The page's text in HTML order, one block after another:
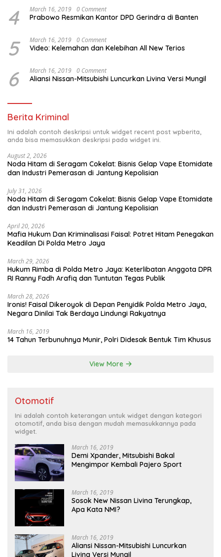
4 March 16, 2019 0 Comment
Prabowo Resmikan Kantor DPD Gerindra di Banten
5 March 16, 2019 0 Comment
Video: Kelemahan dan Kelebihan All New Terios
6 March 16, 2019 0 Comment
Aliansi Nissan-Mitsubishi Luncurkan Livina Versi Mungil
Berita Kriminal
Ini adalah contoh deskripsi untuk widget recent post wpberita,
anda bisa memasukkan deskripsi pada widget ini.
August 2, 2026
Noda Hitam di Seragam Cokelat: Bisnis Gelap Vape Etomidate
dan Industri Pemerasan di Jantung Kepolisian
July 31, 2026
Noda Hitam di Seragam Cokelat: Bisnis Gelap Vape Etomidate
dan Industri Pemerasan di Jantung Kepolisian
April 20, 2026
Mafia Hukum Dan Kriminalisasi Faisal: Potret Hitam Penegakan
Keadilan Di Polda Metro Jaya
March 29, 2026
Hukum Rimba di Polda Metro Jaya: Keterlibatan Anggota DPR
RI Ranny Fadh Arafiq dan Tuntutan Tegas Publik
March 28, 2026
Ironis! Faisal Dikeroyok di Depan Penyidik Polda Metro Jaya,
Negara Dinilai Tak Berdaya Lindungi Rakyatnya
March 16, 2019
14 Tahun Terbunuhnya Munir, Polri Didesak Bentuk Tim Khusus
View More
Otomotif
Ini adalah contoh keterangan untuk widget dengan kategori
otomotif, anda bisa dengan mudah memasukkannya pada
widget.
March 16, 2019
Demi Xpander, Mitsubishi Bakal
Mengimpor Kembali Pajero Sport
March 16, 2019
Sosok New Nissan Livina Terungkap,
Apa Kata NMI?
March 16, 2019
Aliansi Nissan-Mitsubishi Luncurkan
Livina Versi Mungil